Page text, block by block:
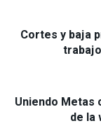
Cortes y baja
Uniendo Metas
de la